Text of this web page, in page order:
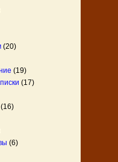
(20)
(19)
(17)
(16)
(6)